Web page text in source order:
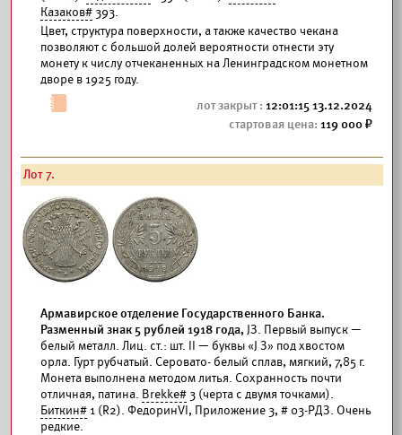
Казаков#393.
Цвет, структура поверхности, а также качество чекана
позволяют с большой долей вероятности отнести эту
монету к числу отчеканенных на Ленинградском монетном
дворе в 1925 году.
12:01:15 13.12.2024
119 000
Лот 7.
Армавирское отделение Государственного Банка.
Разменный знак 5 рублей 1918 года, JЗ. Первый выпуск —
белый металл. Лиц. ст.: шт. II — буквы «J З» под хвостом
орла. Гурт рубчатый. Серовато- белый сплав, мягкий, 7,85 г.
Монета выполнена методом литья. Сохранность почти
отличная, патина. Brekke#3 (черта с двумя точками).
Биткин# 1 (R2). ФедоринVI, Приложение 3, # 03-РДЗ. Очень
редкие.